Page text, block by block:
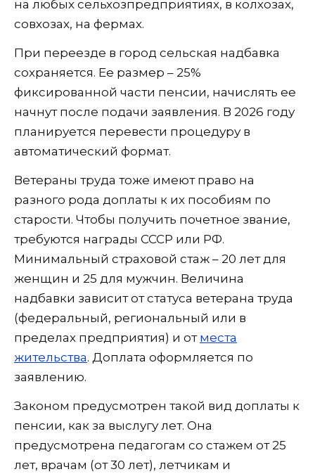
на любых сельхозпредприятиях, в колхозах,
совхозах, на фермах.
При переезде в город сельская надбавка
сохраняется. Ее размер – 25%
фиксированной части пенсии, начислять ее
начнут после подачи заявления. В 2026 году
планируется перевести процедуру в
автоматический формат.
Ветераны труда тоже имеют право на
разного рода доплаты к их пособиям по
старости. Чтобы получить почетное звание,
требуются награды СССР или РФ.
Минимальный страховой стаж – 20 лет для
женщин и 25 для мужчин. Величина
надбавки зависит от статуса ветерана труда
(федеральный, региональный или в
пределах предприятия) и от места
жительства. Доплата оформляется по
заявлению.
Законом предусмотрен такой вид доплаты к
пенсии, как за выслугу лет. Она
предусмотрена педагогам со стажем от 25
лет, врачам (от 30 лет), летчикам и